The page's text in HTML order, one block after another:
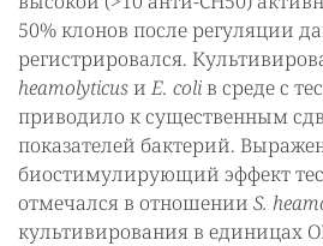
50% клонов после регуляции
регистрировался.
heamolyticusи E. сoliв среде с
приводило к существенным
показателей бактерий.
биостимулирующий эффект
отмечался в отношении S.
культивирования в единицах